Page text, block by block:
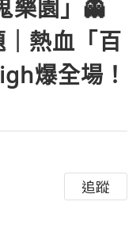
樂園」👻
｜熱血「百
爆全場！
追蹤